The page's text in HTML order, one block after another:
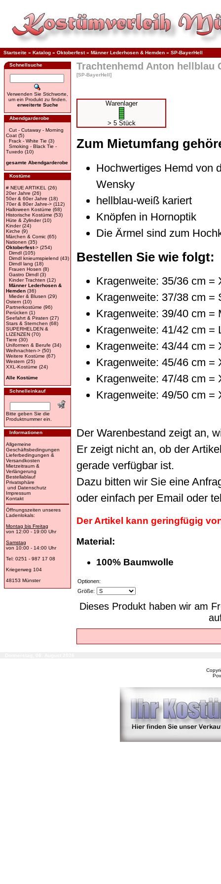
Startseite » Katalog » Oktoberfest» Männer Lederhosen & Hemden » SP-BayerHell
Schnellsuche
Verwenden Sie Stichworte,
um ein Produkt zu finden.
erweiterte Suche
Abendgarderobe
Cut - Cutaway - Morning
Coat (5)
Frack - White Tie (3)
Smoking - Black Tie -
Tuxedo (10)
gesamte Abendgarderobe
Kostüme
# NEUE ARTIKEL
(26)
20er Jahre (26)
50er & 60er Jahre (18)
70er & 80er Jahre-> (112)
Halloween Kostüme (68)
Historische Kostüme (53)
Hüte & Zylinder(10)
Kinder(24)
Kirche (9)
Märchen & Comic (65)
Nationen (35)
Oktoberfest-> (254)
Dirndl (105)
Dirndl knieumspielend (43)
Dirndl lang (18)
Frauen Hosen (8)
Gastro Dirndl (3)
Kinder Trachten (12)
Männer Lederhosen &
Hemden (36)
Mieder & Blusen (29)
Ostern (10)
Partnerkostüme (96)
Perücken (1)
Seefahrt & Piraten (27)
Stars & Sternchen (68)
SUPERHELDEN &
LIZENZEN (70)
Tiere (30)
Uniformen & Berufe (34)
Weihnachten-> (50)
Weitere Kostüme (67)
Western (25)
XXL-Kostüme (24)
Alle Kostüme
Schnelleinkauf
Bitte geben Sie die
Produktnummer ein.
Informationen
Allgemeine
Geschäftsbedingungen
Lieferbedingungen &
Versandkosten
Mietzeitraum &
Verlängerung
Bestellablauf
Privatsphäre
und Datenschutz
Impressum
Kontakt
Öffnungszeiten unseres
Ladenlokals:
Montag bis Freitag
von 12:00 - 19:00 Uhr
Samstag
von 10:00 - 14:00 Uhr
Tel: 0251 - 987 17 08
Kriegerweg 104
48153 Münster
Trachtenhemd Anton hellblau
[SP-BayerHell]
Warenlager
> 5 Stück
Zum Mietumfang
Hochwertiges Hemd von
Wensky
hellblau-weiß kariert
Knöpfen in Hornoptik
Die Ärmel sind zum
Bestellen Sie wie folgt:
Kragenweite: 35/36 cm =
Kragenweite: 37/38 cm =
Kragenweite: 39/40 cm =
Kragenweite: 41/42 cm =
Kragenweite: 43/44 cm =
Kragenweite: 45/46 cm =
Kragenweite: 47/48 cm =
Kragenweite: 49/50 cm =
Der Warenbestand zeigt an,
Er zeigt nicht an, ob der
gerade verfügbar ist.
Dazu bitten wir Sie eine
oder einfach per Email oder
Der Artikel kann geringfügig
Material:
100% Baumwolle
Optionen:
Größe:
Dieses Produkt haben wir am